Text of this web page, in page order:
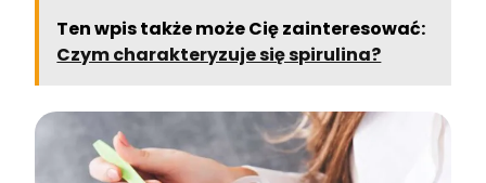
Ten wpis także może Cię zainteresować:
Czym charakteryzuje się spirulina?